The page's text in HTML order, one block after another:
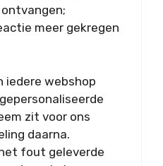
meer gekregen
iedere webshop
zit voor ons
daarna.
fout geleverde